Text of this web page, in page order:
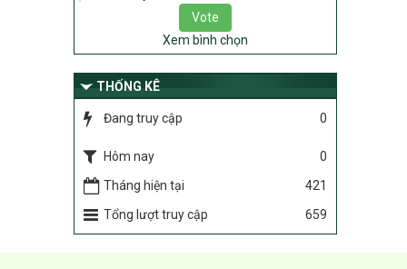
bền vững và phát triển kinh tế – xã hội
vùng đồng bào dân tộc thiểu số và miền
núi giai đoạn 2026-2035, giai đoạn I: Từ
Nghị quyết số 08/2026/NQ-HĐND
Quy định nguyên tắc, tiêu chí, định mức
Chương trình mục tiêu quốc gia xây dựng
nông thôn mới, giảm nghèo bền vững và
phát triển kinh tế – xã hội vùng đồng bào
2026 – 2030 trên địa bàn tỉnh Nghệ An
Xem bình chọn
THỐNG KÊ
Đang truy cập 0
Hôm nay
0
Tháng hiện tại
421
Tổng lượt truy cập
659